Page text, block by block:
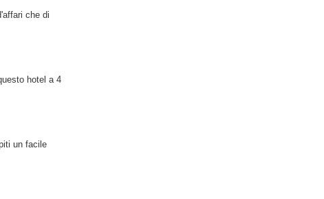
che di
hotel a 4
un facile